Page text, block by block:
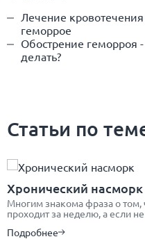
Лечение
геморрое
Обострение геморроя -
делать?
Статьи по
Хронический насморк
Многим знакома фраза о том,
проходит за неделю, а если
Подробнее